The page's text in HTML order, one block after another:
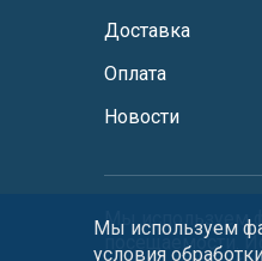
Доставка
Оплата
Новости
Мы используем
посещаемости.
Мы используем
условия